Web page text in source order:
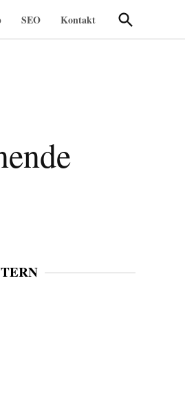
SEO Kontakt
Suche
öffnen